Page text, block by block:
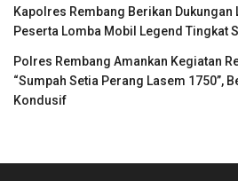
Kapolres Rembang Berikan Dukungan
Peserta Lomba Mobil Legend Tingkat
Polres Rembang Amankan Kegiatan
“Sumpah Setia Perang Lasem 1750”,
Kondusif